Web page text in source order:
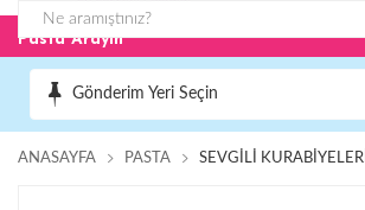
Pasta Arayın
Gönderim Yeri Seçin
ANASAYFA PASTA SEVGILI KURABIYELERI